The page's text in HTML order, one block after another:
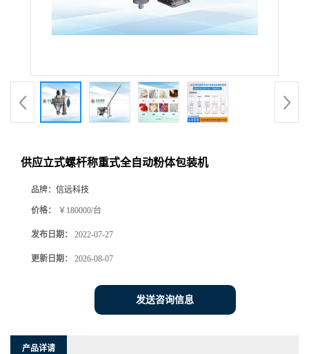
供应立式螺杆称重式全自动粉体包装机
品牌： 信远科技
价格： ￥180000/台
发布日期： 2022-07-27
更新日期： 2026-08-07
发送咨询信息
产品详请